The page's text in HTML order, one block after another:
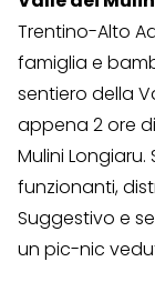
Trentino-Alto
famiglia e
sentiero della
appena 2 ore
Mulini
funzionanti,
Suggestivo e
un pic-nic